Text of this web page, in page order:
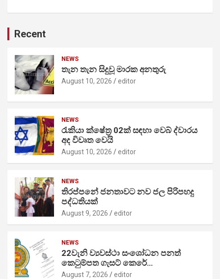
Recent
NEWS
තැන තැන සිදුවූ මාරක අනතුරු
August 10, 2026 editor
NEWS
රැකියා ක්ෂේත්‍ර 02ක් සඳහා වෙබ් ද්වාරය
අද විවෘත වෙයි
August 10, 2026 editor
NEWS
තිරප්පනේ ජනතාවට නව ජල පිරිපහදු
පද්ධතියක්
August 9, 2026 editor
NEWS
22වැනි ව්‍යවස්ථා සංශෝධන පනත්
කෙටුම්පත ගැසට් කෙරේ…
August 7, 2026 editor